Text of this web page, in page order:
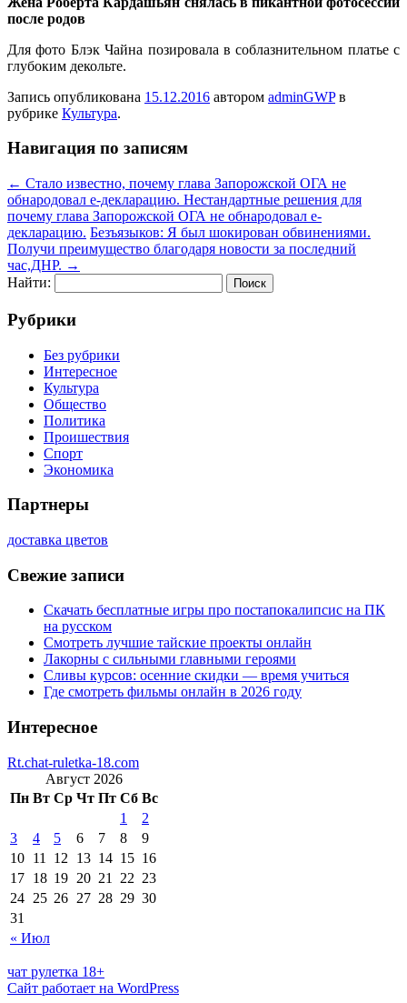
после родов
Для фото Блэк Чайна позировала в соблазнительном платье с
глубоким декольте.
Запись опубликована 15.12.2016 автором adminGWPв
рубрике Культура.
Навигация по записям
← Стало известно, почему глава Запорожской ОГА не
обнародовал е-декларацию. Нестандартные решения для
почему глава Запорожской ОГА не обнародовал е-
декларацию. Безъязыков: Я был шокирован обвинениями.
Получи преимущество благодаря новости за последний
час,ДНР. →
Найти:
Рубрики
Без рубрики
Интересное
Культура
Общество
Политика
Проишествия
Спорт
Экономика
Партнеры
доставка цветов
Свежие записи
Скачать бесплатные игры про постапокалипсис на ПК
на русском
Смотреть лучшие тайские проекты онлайн
Лакорны с сильными главными героями
Сливы курсов: осенние скидки — время учиться
Где смотреть фильмы онлайн в 2026 году
Интересное
Rt.chat-ruletka-18.com
Август 2026
Пн Вт Ср Чт Пт Сб Вс
« Июл
1
2
3
4 5 6 7 8
9
10 11 12 13 14 15 16
17 18 19 20 21 22 23
24 25 26 27 28 29 30
31
чат рулетка 18+
Сайт работает на WordPress